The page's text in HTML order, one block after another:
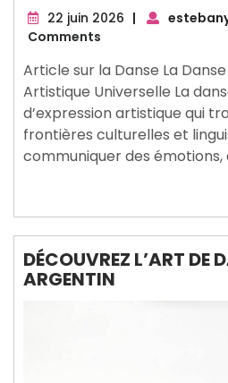
22 juin 2026 22
|
Comments
Article sur la Danse La
Artistique Universelle La
d’expression artistique qui
frontières culturelles et
communiquer des émotions,
DÉCOUVREZ L’ART DE
ARGENTIN